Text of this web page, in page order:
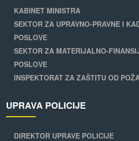
KABINET MINISTRA
SEKTOR ZA UPRAVNO-PRAVNE I
POSLOVE
SEKTOR ZA MATERIJALNO-
POSLOVE
INSPEKTORAT ZA ZAŠTITU OD
UPRAVA POLICIJE
DIREKTOR UPRAVE POLICIJE